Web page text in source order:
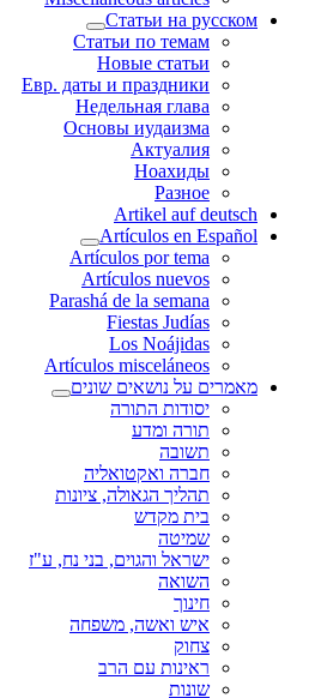
Статьи на русском
Статьи по темам
Новые статьи
Евр. даты и праздники
Недельная глава
Основы иудаизма
Актуалия
Ноахиды
Разное
Artikel auf deutsch
Artículos en Español
Artículos por tema
Artículos nuevos
Parashá de la semana
Fiestas Judías
Los Noájidas
Artículos misceláneos
מאמרים על נושאים שונים
יסודות התורה
תורה ומדע
תשובה
חברה ואקטואליה
תהליך הגאולה, ציונות
בית מקדש
שמיטה
ישראל והגוים, בני נח, ע"ז
השואה
חינוך
איש ואשה, משפחה
צחוק
ראינות עם הרב
שונות